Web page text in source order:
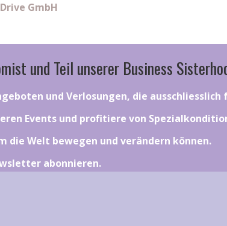
GmbH
und Teil unserer Business
und Verlosungen, die
Events und profitiere von
die Welt bewegen und verändern können.
abonnieren.